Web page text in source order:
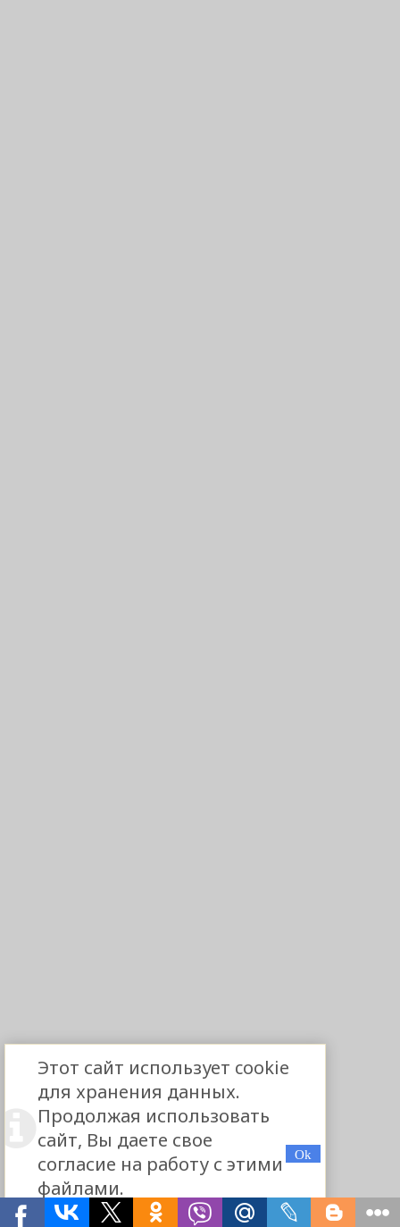
Этот сайт использует cookie
для хранения данных.
Продолжая использовать
сайт, Вы даете свое
согласие на работу с этими
файлами.